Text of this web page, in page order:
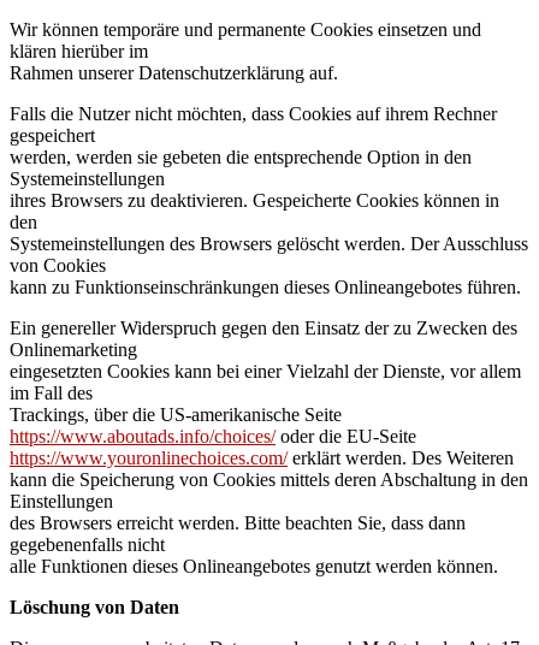
Wir können temporäre und permanente Cookies einsetzen und
klären hierüber im
Rahmen unserer Datenschutzerklärung auf.
Falls die Nutzer nicht möchten, dass Cookies auf ihrem Rechner
gespeichert
werden, werden sie gebeten die entsprechende Option in den
Systemeinstellungen
ihres Browsers zu deaktivieren. Gespeicherte Cookies können in
den
Systemeinstellungen des Browsers gelöscht werden. Der Ausschluss
von Cookies
kann zu Funktionseinschränkungen dieses Onlineangebotes führen.
Ein genereller Widerspruch gegen den Einsatz der zu Zwecken des
Onlinemarketing
eingesetzten Cookies kann bei einer Vielzahl der Dienste, vor allem
im Fall des
Trackings, über die US-amerikanische Seite
https://www.aboutads.info/choices/oder die EU-Seite
https://www.youronlinechoices.com/erklärt werden. Des Weiteren
kann die Speicherung von Cookies mittels deren Abschaltung in den
Einstellungen
des Browsers erreicht werden. Bitte beachten Sie, dass dann
gegebenenfalls nicht
alle Funktionen dieses Onlineangebotes genutzt werden können.
Löschung von Daten